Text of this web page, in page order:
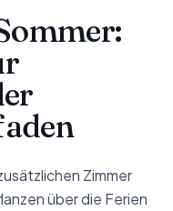
Zimmer
über die Ferien